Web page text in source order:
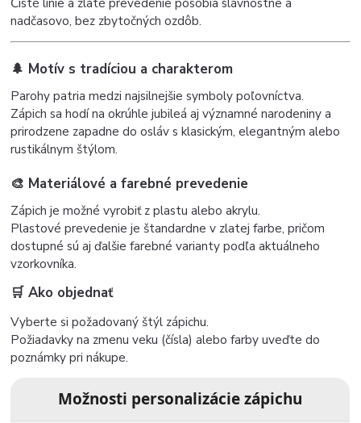
nadčasovo, bez zbytočných ozdôb.
🌲 Motív s tradíciou a charakterom
Parohy patria medzi najsilnejšie symboly poľovníctva.
Zápich sa hodí na okrúhle jubileá aj významné narodeniny a
prirodzene zapadne do osláv s klasickým, elegantným alebo
rustikálnym štýlom.
🎨 Materiálové a farebné prevedenie
Zápich je možné vyrobiť z plastu alebo akrylu.
Plastové prevedenie je štandardne v zlatej farbe, pričom
dostupné sú aj ďalšie farebné varianty podľa aktuálneho
vzorkovníka.
🛒 Ako objednať
Vyberte si požadovaný štýl zápichu.
Požiadavky na zmenu veku (čísla) alebo farby uveďte do
poznámky pri nákupe.
Možnosti personalizácie zápichu